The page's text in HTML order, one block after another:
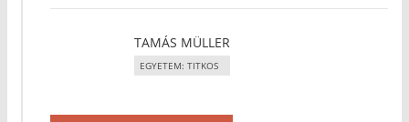
TAMÁS MÜLLER
EGYETEM: TITKOS